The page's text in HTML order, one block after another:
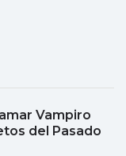
Vampiro
del Pasado